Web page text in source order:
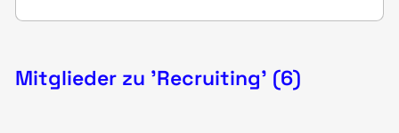
Mitglieder zu 'Recruiting' (6)